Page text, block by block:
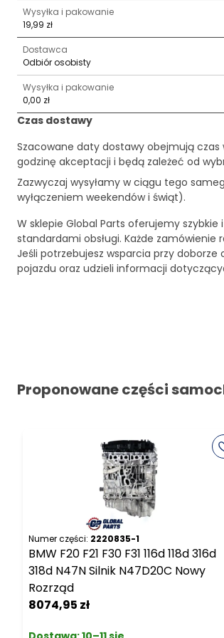
Wysyłka i pakowanie
19,99 zł
Dostawca
Odbiór osobisty
Wysyłka i pakowanie
0,00 zł
Czas dostawy
Szacowane daty dostawy obejmują czas
godzinę akceptacji i będą zależeć od
Zazwyczaj wysyłamy w ciągu tego
wyłączeniem weekendów i świąt).
W sklepie Global Parts oferujemy
standardami obsługi. Każde
Jeśli potrzebujesz wsparcia przy
pojazdu oraz udzieli informacji
Proponowane części
Numer części: 2220835-1
BMW F20 F21 F30 F31 116d 118d 316d
318d N47N Silnik N47D20C Nowy
Rozrząd
8074,95 zł